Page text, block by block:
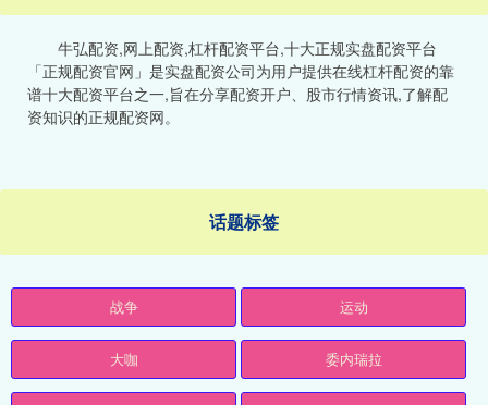
牛弘配资,网上配资,杠杆配资平台,十大正规实盘配资平台
「正规配资官网」是实盘配资公司为用户提供在线杠杆配资的靠
谱十大配资平台之一,旨在分享配资开户、股市行情资讯,了解配
资知识的正规配资网。
话题标签
战争 运动
大咖 委内瑞拉